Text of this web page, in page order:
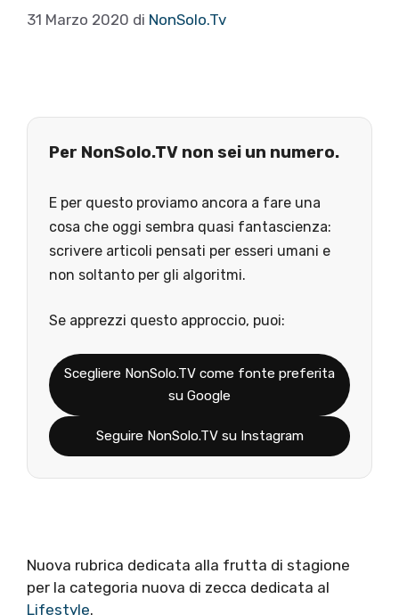
31 Marzo 2020 di NonSolo.Tv
Per NonSolo.TV non sei un numero.
E per questo proviamo ancora a fare una
cosa che oggi sembra quasi fantascienza:
scrivere articoli pensati per esseri umani e
non soltanto per gli algoritmi.
Se apprezzi questo approccio, puoi:
Scegliere NonSolo.TV come fonte preferita
su Google
Seguire NonSolo.TV su Instagram
Nuova rubrica dedicata alla frutta di stagione
per la categoria nuova di zecca dedicata al
Lifestyle.